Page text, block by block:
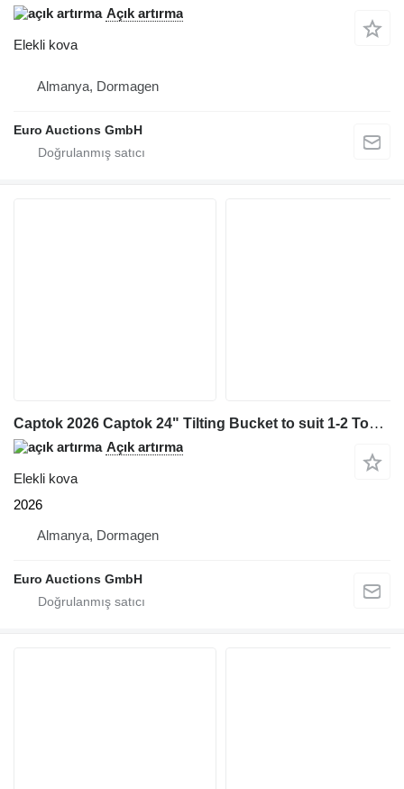
Açık artırma
Elekli kova
Almanya, Dormagen
Euro Auctions GmbH
Captok 2026 Captok 24" Tilting Bucket to suit 1-2 Ton Excavator, Pin Di
Açık artırma
Elekli kova
2026
Almanya, Dormagen
Euro Auctions GmbH